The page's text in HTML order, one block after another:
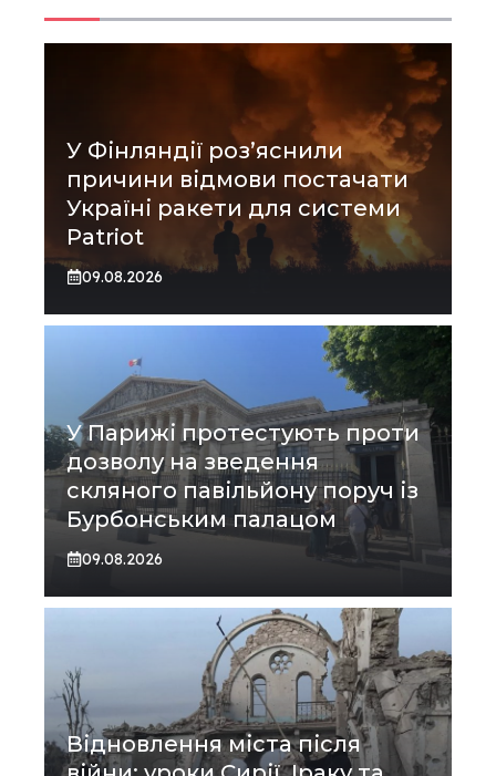
У Фінляндії роз’яснили
причини відмови постачати
Україні ракети для системи
Patriot
09.08.2026
У Парижі протестують проти
дозволу на зведення
скляного павільйону поруч із
Бурбонським палацом
09.08.2026
Відновлення міста після